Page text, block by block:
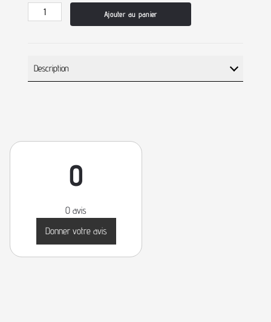
Ajouter au panier
Description
0
0 avis
Donner votre avis